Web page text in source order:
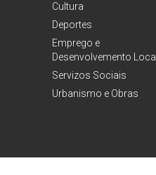
Cultura
Deportes
Emprego e
Desenvolvemento Local
Servizos Sociais
Urbanismo e Obras